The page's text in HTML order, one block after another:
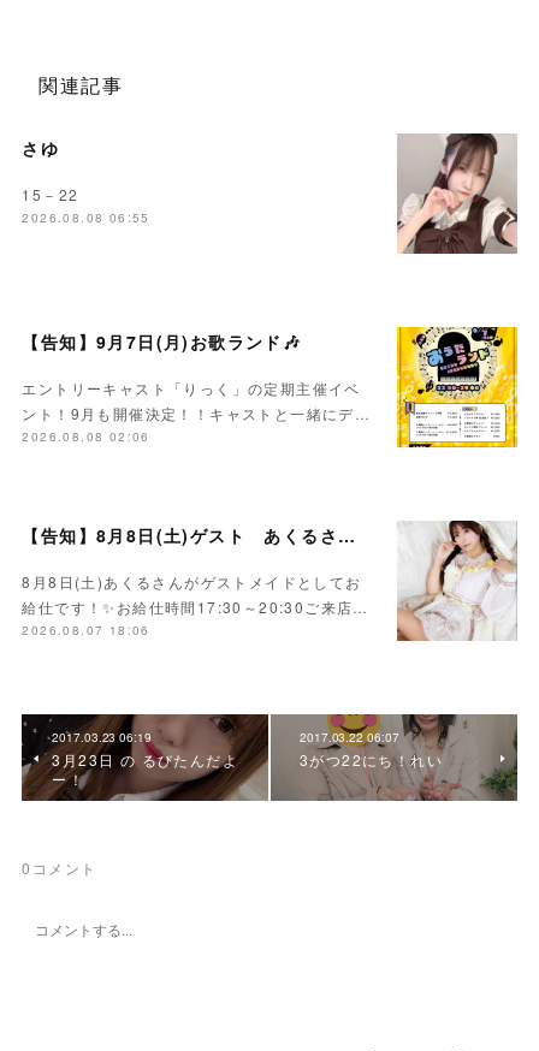
関連記事
さゆ
15－22
2026.08.08 06:55
【告知】9月7日(月)お歌ランド🎶
エントリーキャスト「りっく」の定期主催イベ
ント！9月も開催決定！！キャストと一緒にデ…
2026.08.08 02:06
【告知】8月8日(土)ゲスト あくるさん🌻💛
8月8日(土)あくるさんがゲストメイドとしてお
給仕です！✨お給仕時間17:30～20:30ご来店…
2026.08.07 18:06
2017.03.23 06:19
3月23日 の るびたんだよ
ー！
2017.03.22 06:07
3がつ22にち！れい
0 コメント